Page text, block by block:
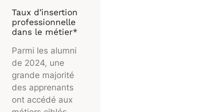
Taux d’insertion
professionnelle
dans le métier*
Parmi les alumni
de 2024, une
grande majorité
des apprenants
ont accédé aux